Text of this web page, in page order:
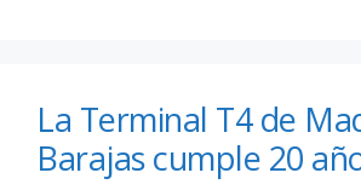
La Terminal T4 de
Barajas cumple 20